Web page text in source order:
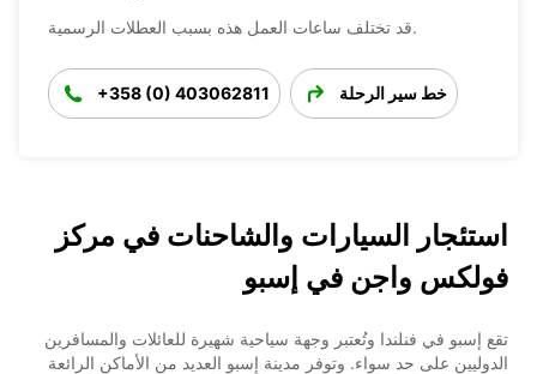
قد تختلف ساعات العمل هذه بسبب العطلات الرسمية.
+358 (0) 403062811 خط سير الرحلة
استئجار السيارات والشاحنات في مركز
فولكس واجن في إسبو
تقع إسبو في فنلندا وتُعتبر وجهة سياحية شهيرة للعائلات والمسافرين
الدوليين على حد سواء. وتوفر مدينة إسبو العديد من الأماكن الرائعة